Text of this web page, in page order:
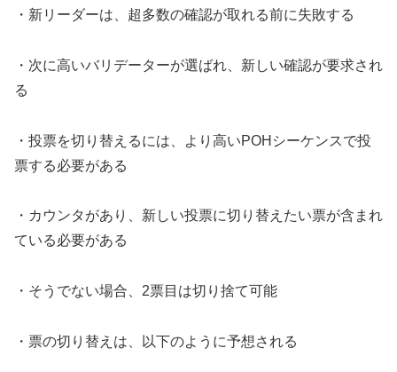
・新リーダーは、超多数の確認が取れる前に失敗する
・次に高いバリデーターが選ばれ、新しい確認が要求され
る
・投票を切り替えるには、より高いPOHシーケンスで投
票する必要がある
・カウンタがあり、新しい投票に切り替えたい票が含まれ
ている必要がある
・そうでない場合、2票目は切り捨て可能
・票の切り替えは、以下のように予想される